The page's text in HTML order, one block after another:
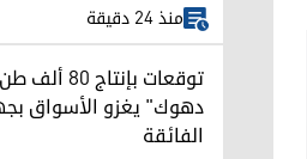
منذ 24 دقيقة
توقعات
دهوك" يغزو الأسواق
الفائقة